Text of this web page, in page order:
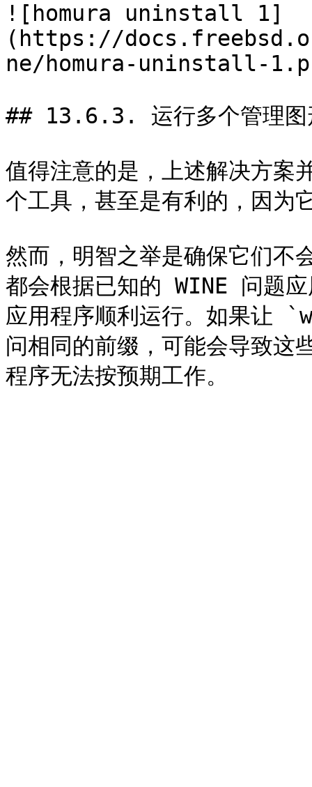
![homura uninstall 1]
(https://
ne/homura-uninstall-
## 13.6.3. 运行多个管理图
值得注意的是，上述解决方案
个工具，甚至是有利的，因为
然而，明智之举是确保它们不
都会根据已知的 WINE 问题
应用程序顺利运行。如果
问相同的前缀，可能会导致这